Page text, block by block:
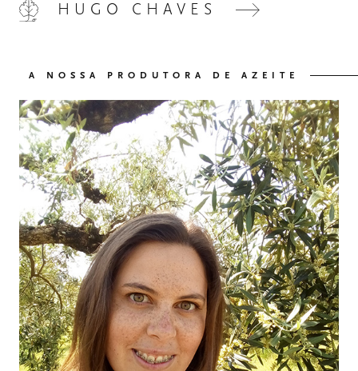
03 OS NOSSOS VINHOS
04 O NOSSO AZEITE
05 VISITE-NOS
06 CONTACTO
HUGO CHAVES
A NOSSA PRODUTORA DE AZEITE